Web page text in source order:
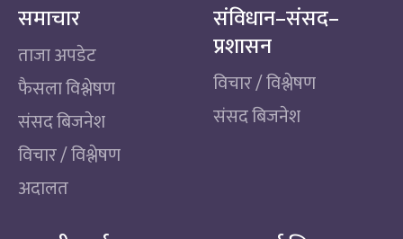
समाचार
ताजा अपडेट
फैसला विश्लेषण
संसद बिजनेश
विचार / विश्लेषण
अदालत
संविधान–संसद–
प्रशासन
विचार / विश्लेषण
संसद बिजनेश